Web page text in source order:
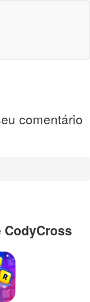
comentário
CodyCross